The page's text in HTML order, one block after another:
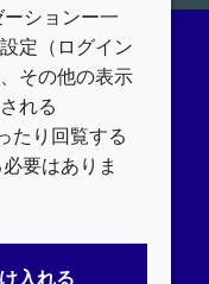
ションー一
定（ログイン
その他の表示
れる
たり回覧する
要はありま
入れる